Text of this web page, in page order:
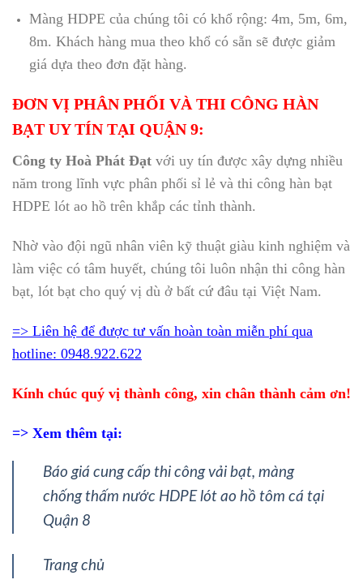
Màng HDPE của chúng tôi có khổ rộng: 4m, 5m, 6m,
8m. Khách hàng mua theo khổ có sẵn sẽ được giảm
giá dựa theo đơn đặt hàng.
ĐƠN VỊ PHÂN PHỐI VÀ THI CÔNG HÀN
BẠT UY TÍN TẠI QUẬN 9:
Công ty Hoà Phát Đạt với uy tín được xây dựng nhiều
năm trong lĩnh vực phân phối sỉ lẻ và thi công hàn bạt
HDPE lót ao hồ trên khắp các tỉnh thành.
Nhờ vào đội ngũ nhân viên kỹ thuật giàu kinh nghiệm và
làm việc có tâm huyết, chúng tôi luôn nhận thi công hàn
bạt, lót bạt cho quý vị dù ở bất cứ đâu tại Việt Nam.
=> Liên hệ để được tư vấn hoàn toàn miễn phí qua
hotline: 0948.922.622
Kính chúc quý vị thành công, xin chân thành cảm ơn!
=> Xem thêm tại:
Báo giá cung cấp thi công vải bạt, màng
chống thấm nước HDPE lót ao hồ tôm cá tại
Quận 8
Trang chủ